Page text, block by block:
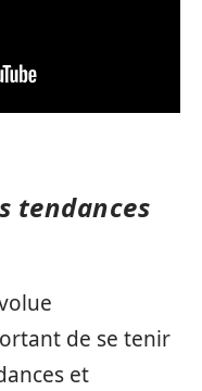
tendances
de se tenir
et